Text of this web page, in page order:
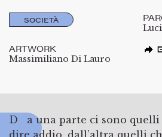
SOCIETÀ
ARTWORK
Massimiliano Di Lauro
Da una parte ci sono quelli che non sanno
dire addio, dall’altra quelli